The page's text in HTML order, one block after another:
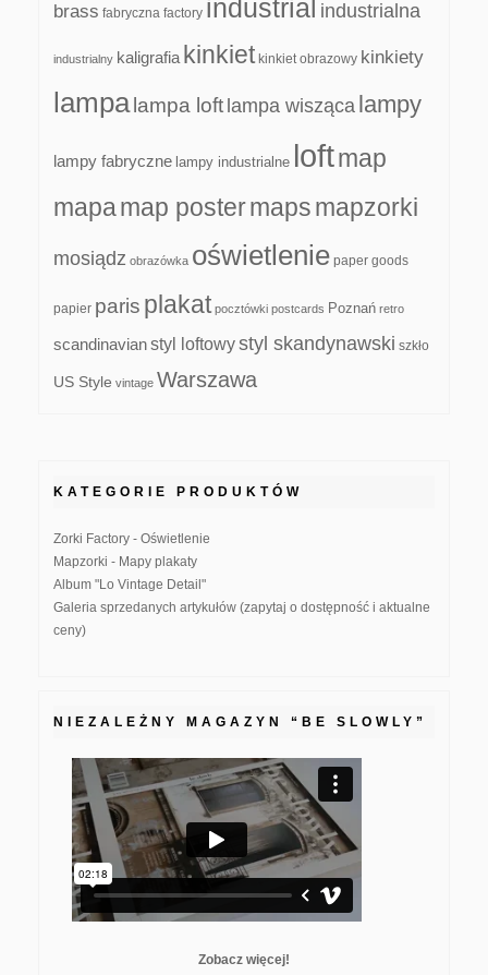
brass fabryczna factory industrial industrialna
industrialny kaligrafia kinkiet kinkiet obrazowy kinkiety
lampa lampa loft lampa wisząca lampy
lampy fabryczne lampy industrialne loftmap
mapamap postermapsmapzorki
mosiądz obrazówka oświetlenie paper goods
papier paris plakat pocztówki postcards Poznań retro
scandinavianstyl loftowystyl skandynawski szkło
US Style vintage Warszawa
KATEGORIE PRODUKTÓW
Zorki Factory - Oświetlenie
Mapzorki - Mapy plakaty
Album "Lo Vintage Detail"
Galeria sprzedanych artykułów (zapytaj o dostępność i aktualne
ceny)
NIEZALEŻNY MAGAZYN “BE SLOWLY”
Zobacz więcej!